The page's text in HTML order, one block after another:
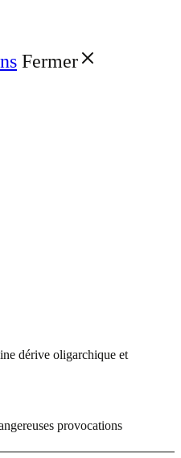
Fermer
dérive oligarchique et
provocations